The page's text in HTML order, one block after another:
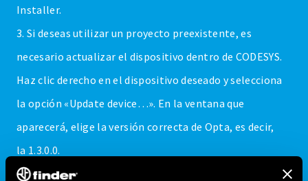
Installer.
3. Si deseas utilizar un proyecto preexistente, es
necesario actualizar el dispositivo dentro de CODESYS.
Haz clic derecho en el dispositivo deseado y selecciona
la opción «Update device…». En la ventana que
aparecerá, elige la versión correcta de Opta, es decir,
la 1.3.0.0.
4. Si desea utilizar un proyecto preexistente, es